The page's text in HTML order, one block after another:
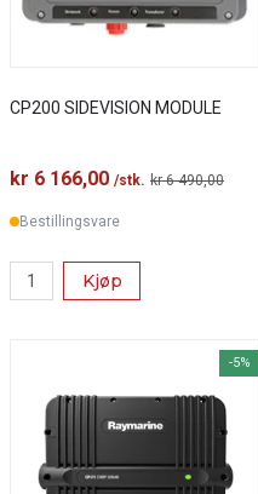
CP200 SIDEVISION MODULE
kr 6 166,00 /stk. kr 6 490,00
Bestillingsvare
Kjøp
-5%